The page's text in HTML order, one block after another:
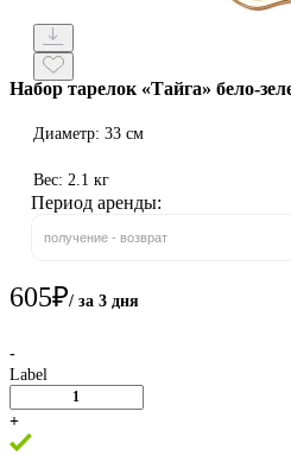
Набор тарелок «Тайга» бело-
Диаметр: 33 см
Вес: 2.1 кг
Период аренды:
получение - возврат
605₽/ за 3 дня
-
Label
+